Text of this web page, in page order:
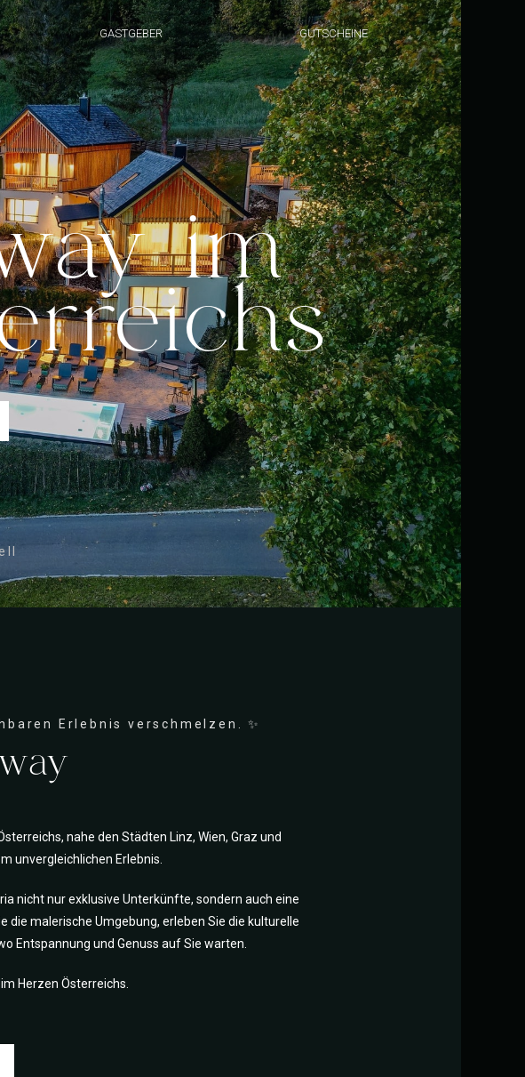
GASTGEBER GUTSCHEINE
im
Erlebnis verschmelzen. ✨
nahe den Städten Linz, Wien, Graz und
unvergleichlichen Erlebnis.
nicht nur exklusive Unterkünfte, sondern auch eine
malerische Umgebung, erleben Sie die kulturelle
Entspannung und Genuss auf Sie warten.
Herzen Österreichs.